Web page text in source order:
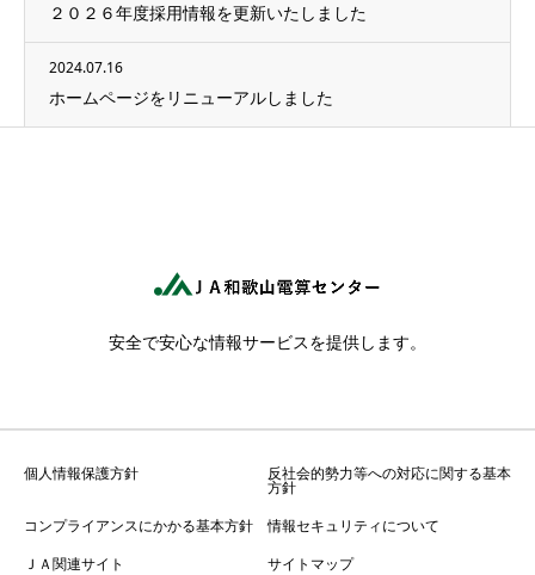
２０２６年度採用情報を更新いたしました
2024.07.16
ホームページをリニューアルしました
安全で安心な情報サービスを提供します。
個人情報保護方針 反社会的勢力等への対応に関する基本
方針
コンプライアンスにかかる基本方針
情報セキュリティについて
ＪＡ関連サイト
サイトマップ